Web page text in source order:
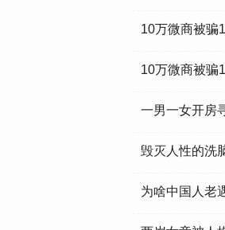
10万微商被骗
10万微商被骗
一男一女开房
毁灭人性的洗
为啥中国人老